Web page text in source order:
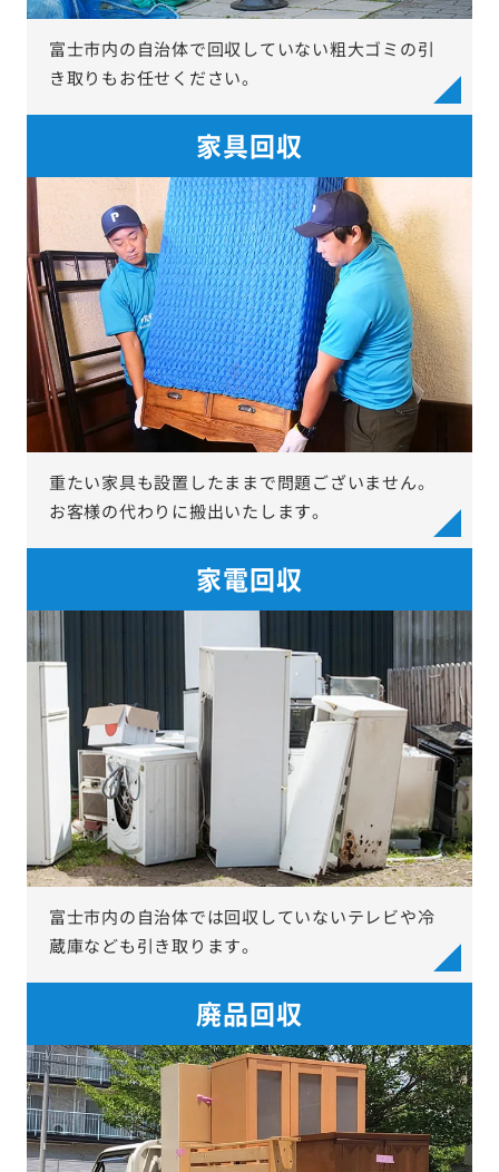
富士市内の自治体で回収していない粗大ゴミの引
き取りもお任せください。
家具回収
重たい家具も設置したままで問題ございません。
お客様の代わりに搬出いたします。
家電回収
富士市内の自治体では回収していないテレビや冷
蔵庫なども引き取ります。
廃品回収